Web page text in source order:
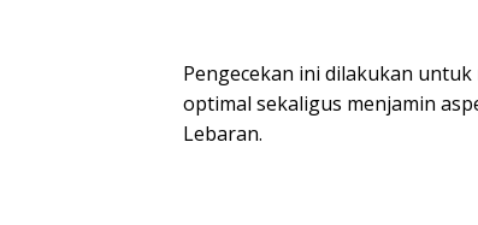
Pengecekan ini dilakukan
optimal sekaligus menjamin
Lebaran.